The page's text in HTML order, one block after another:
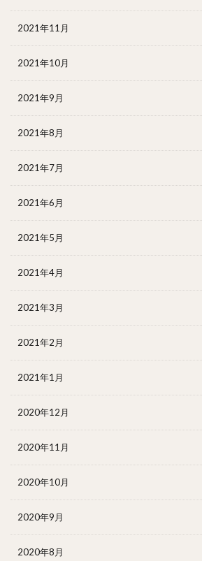
2021年11月
2021年10月
2021年9月
2021年8月
2021年7月
2021年6月
2021年5月
2021年4月
2021年3月
2021年2月
2021年1月
2020年12月
2020年11月
2020年10月
2020年9月
2020年8月